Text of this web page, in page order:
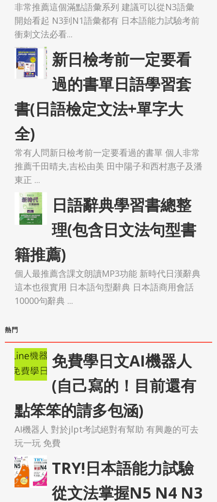
非常推薦這個滿點語彙系列 建議可以從N3語彙
開始看起 N3到N1語彙都有 日本語能力試驗考前
衝刺文法必看...
新日檢考前一定要看
過的書單日語學習套
書(日語檢定文法+單字大
全)
常有人問新日檢考前一定要看過的書單 個人非常
推薦千田晴夫,吉松由美 田中陽子和西村惠子及潘
東正 ...
日語辭典學習書總整
理(包含日文法句型書
籍推薦)
個人最推薦含課文朗讀MP3功能 新時代日漢辭典
這本也很實用 日本語句型辭典 日本語商用會話
10000句辭典 ...
熱門
免費學日文AI機器人
(自己寫的！目前還有
點笨笨的請多包涵)
AI機器人 對於jlpt考試絕對有幫助 有興趣的可去
玩一玩 免費
TRY!日本語能力試驗
從文法掌握N5 N4 N3